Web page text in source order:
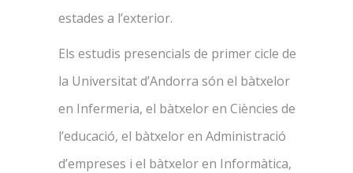
estades a l’exterior.
Els estudis presencials de primer cicle de
la Universitat d’Andorra són el bàtxelor
en Infermeria, el bàtxelor en Ciències de
l’educació, el bàtxelor en Administració
d’empreses i el bàtxelor en Informàtica,